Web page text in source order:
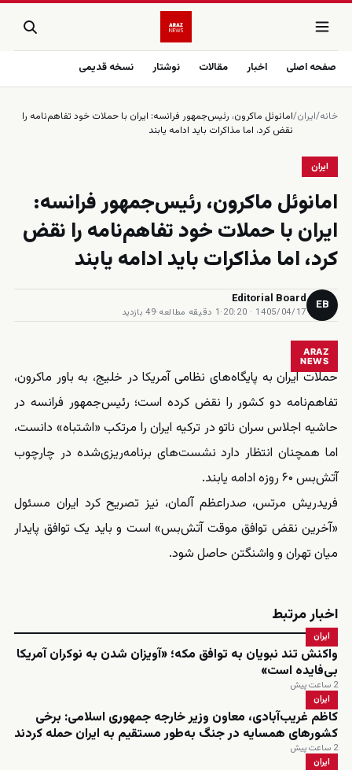
صفحه اصلی اخبار مقالات نوشتار نسخه قدیمی
خانه/ایران/امانوئل ماکرون، رئیس‌جمهور فرانسه: ایران با حملات خود تفاهم‌نامه را
نقض کرد، اما مذاکرات باید ادامه یابند
ایران
امانوئل ماکرون، رئیس‌جمهور فرانسه:
ایران با حملات خود تفاهم‌نامه را نقض
کرد، اما مذاکرات باید ادامه یابند
EB
Editorial Board
1405/04/17 · 20:20
·1 دقیقه مطالعه ·49 بازدید
ARAZ
NEWS
حملات ایران به پایگاه‌های نظامی آمریکا در خلیج، به باور ماکرون،
تفاهم‌نامه دو کشور را نقض کرده است؛ رئیس‌جمهور فرانسه در
حاشیه اجلاس سران ناتو در ترکیه ایران را مرتکب «اشتباه» دانست،
اما همچنان انتظار دارد نشست‌های برنامه‌ریزی‌شده در چارچوب
آتش‌بس ۶۰ روزه ادامه یابند.
فریدریش مرتس، صدراعظم آلمان، نیز تصریح کرد ایران مسئول
«آخرین نقض توافق موقت آتش‌بس» است و باید یک توافق پایدار
میان تهران و واشنگتن حاصل شود.
اخبار مرتبط
ایران
واکنش تند نبویان به توافق مکه؛ «آویزان شدن به نوکران آمریکا
بی‌فایده است»
2 ساعت پیش
ایران
کاظم غریب‌آبادی، معاون وزیر خارجه جمهوری اسلامی: برخی
کشورهای همسایه در جنگ به‌طور مستقیم به ایران حمله کردند
2 ساعت پیش
ایران